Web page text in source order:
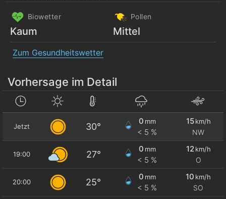
Biowetter
Kaum
Pollen
Mittel
Zum Gesundheitswetter
Vorhersage im Detail
Jetzt 30°
0 mm
< 5 %
15 km/h
NW
19:00 27°
0 mm
< 5 %
12 km/h
O
20:00 25°
0 mm
< 5 %
10 km/h
SO